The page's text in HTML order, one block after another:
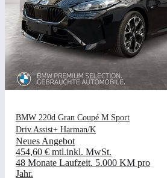
BMW 220d Gran Coupé M Sport
Driv.Assist+ Harman/K
Neues Angebot
454,60 € mtl.inkl. MwSt.
48 Monate Laufzeit. 5.000 KM pro
Jahr.